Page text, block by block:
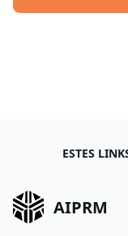
ESTES
AIPRM